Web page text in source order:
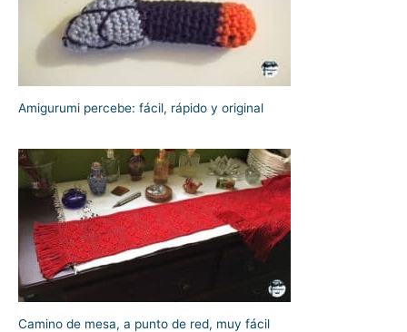
Amigurumi percebe: fácil, rápido y original
Camino de mesa, a punto de red, muy fácil